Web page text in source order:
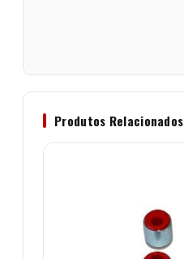
Produtos Relacionados